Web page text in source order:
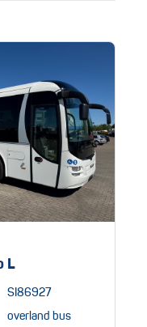
L
SI86927
overland bus